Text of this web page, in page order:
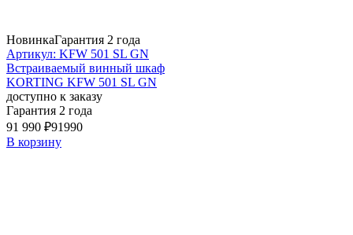
НовинкаГарантия 2 года
Артикул: KFW 501 SL GN
Встраиваемый винный шкаф
KORTING KFW 501 SL GN
доступно к заказу
Гарантия 2 года
91 990 ₽91990
В корзину